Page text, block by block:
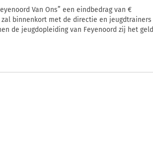
Van Ons” een eindbedrag van €
zal binnenkort met de directie en jeugdtrainers
de jeugdopleiding van Feyenoord zij het geld